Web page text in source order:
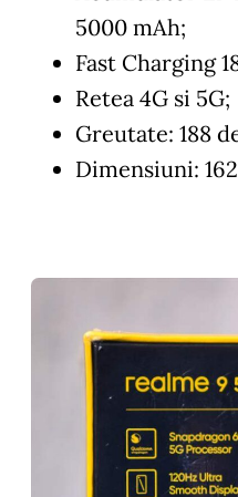
5000 mAh;
Fast Charging
Retea 4G si 5G;
Greutate: 188
Dimensiuni: